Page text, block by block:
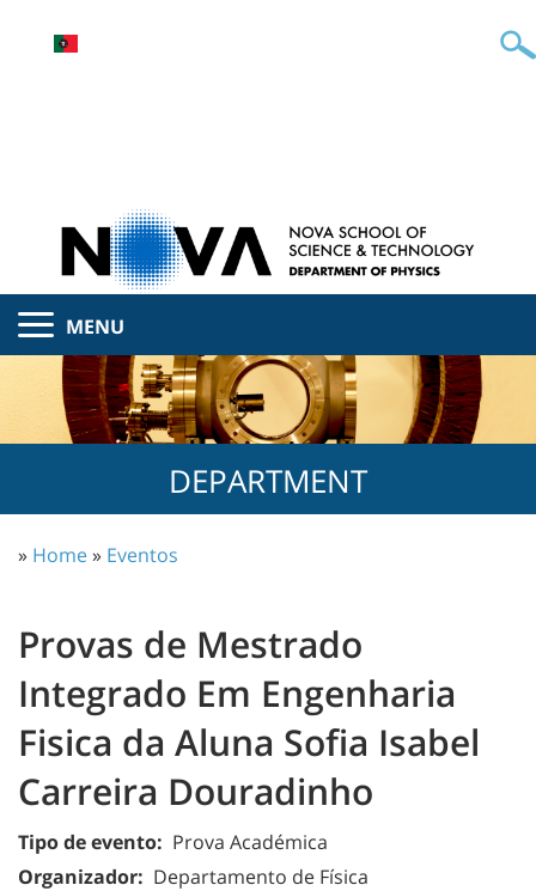
MENU
DEPARTMENT
» Home» Eventos
Provas de Mestrado
Integrado Em Engenharia
Fisica da Aluna Sofia Isabel
Carreira Douradinho
Tipo de evento: Prova Académica
Organizador: Departamento de Física